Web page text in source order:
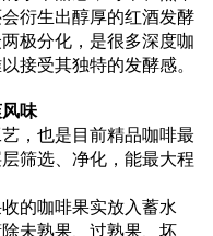
衍生出醇厚的红酒发酵
极分化，是很多深度咖
接受其独特的发酵感。
味
，也是目前精品咖啡最
筛选、净化，能最大程
的咖啡果实放入蓄水
未熟果、过熟果、坏